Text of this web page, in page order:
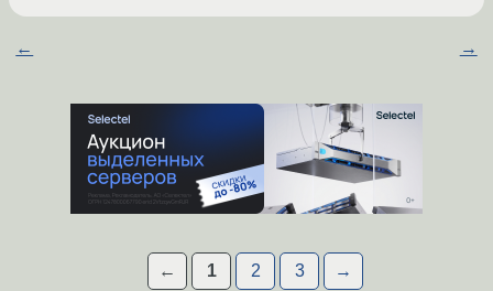
← →
← 1 2 3 →